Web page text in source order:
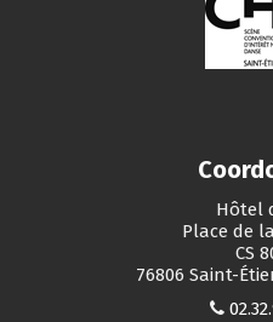
Hôtel
Place de
CS
76806 Saint-